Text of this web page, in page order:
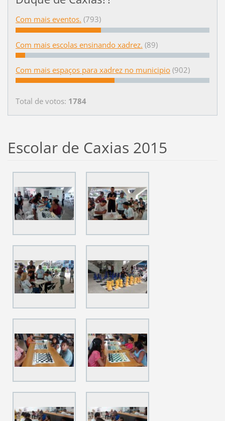
Com mais eventos. (793)
Com mais escolas ensinando xadrez. (89)
Com mais espaços para xadrez no municipio (902)
Total de votos: 1784
Escolar de Caxias 2015